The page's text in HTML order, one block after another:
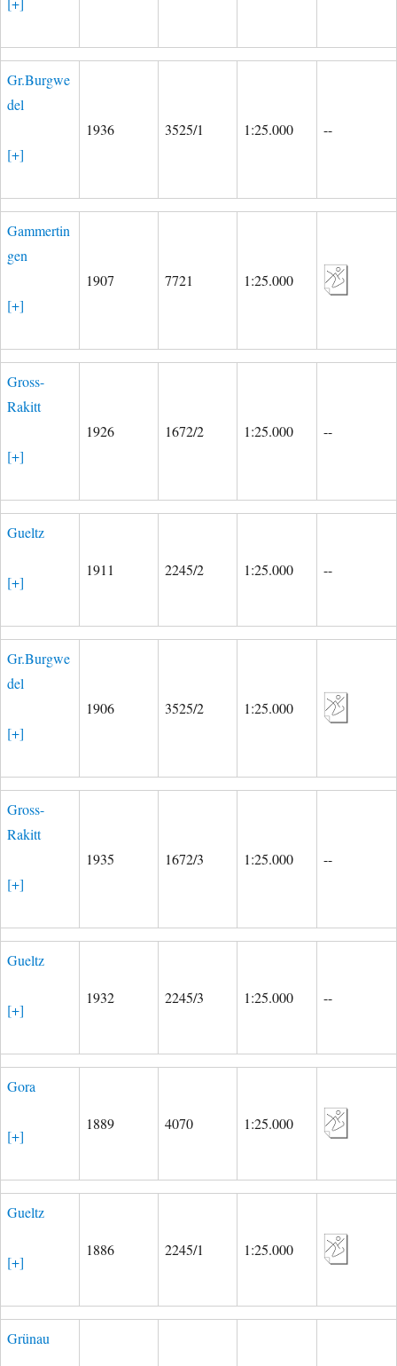
Gr.Burgwe
del
[+]
1936 3525/1 1:25.000 --
Gammertin
gen
[+]
1907 7721 1:25.000
Gross-
Rakitt
[+]
1926 1672/2 1:25.000 --
Gueltz
[+]
1911 2245/2 1:25.000 --
Gr.Burgwe
del
[+]
1906 3525/2 1:25.000
Gross-
Rakitt
[+]
1935 1672/3 1:25.000 --
Gueltz
[+]
1932 2245/3 1:25.000 --
Gora
[+]
1889 4070 1:25.000
Gueltz
[+]
1886 2245/1 1:25.000
Grünau